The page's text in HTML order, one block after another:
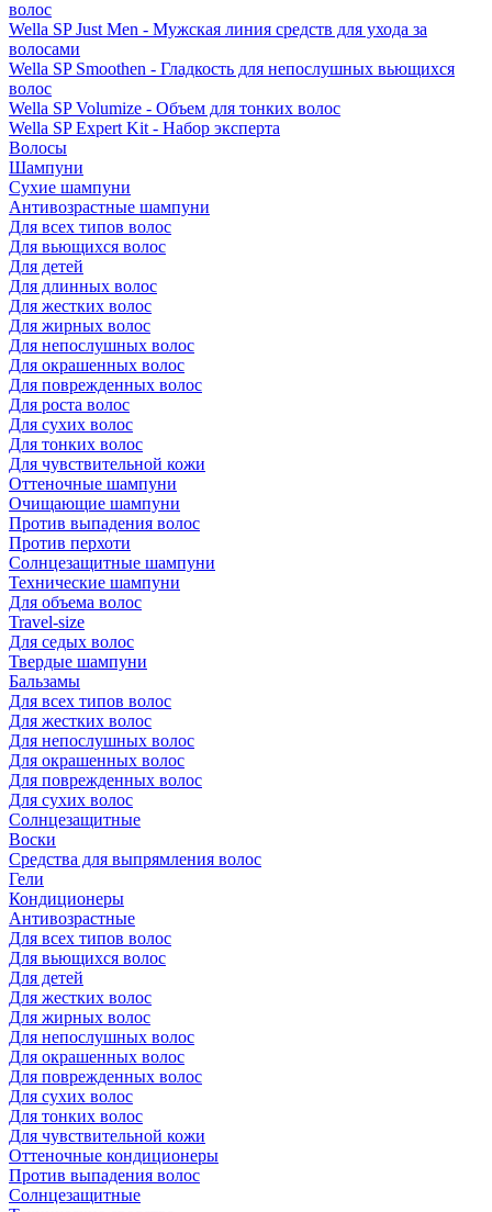
волос
Wella SP Just Men - Мужская линия средств для ухода за
волосами
Wella SP Smoothen - Гладкость для непослушных вьющихся
волос
Wella SP Volumize - Объем для тонких волос
Wella SP Expert Kit - Набор эксперта
Волосы
Шампуни
Сухие шампуни
Антивозрастные шампуни
Для всех типов волос
Для вьющихся волос
Для детей
Для длинных волос
Для жестких волос
Для жирных волос
Для непослушных волос
Для окрашенных волос
Для поврежденных волос
Для роста волос
Для сухих волос
Для тонких волос
Для чувствительной кожи
Оттеночные шампуни
Очищающие шампуни
Против выпадения волос
Против перхоти
Солнцезащитные шампуни
Технические шампуни
Для объема волос
Travel-size
Для седых волос
Твердые шампуни
Бальзамы
Для всех типов волос
Для жестких волос
Для непослушных волос
Для окрашенных волос
Для поврежденных волос
Для сухих волос
Солнцезащитные
Воски
Средства для выпрямления волос
Гели
Кондиционеры
Антивозрастные
Для всех типов волос
Для вьющихся волос
Для детей
Для жестких волос
Для жирных волос
Для непослушных волос
Для окрашенных волос
Для поврежденных волос
Для сухих волос
Для тонких волос
Для чувствительной кожи
Оттеночные кондиционеры
Против выпадения волос
Солнцезащитные